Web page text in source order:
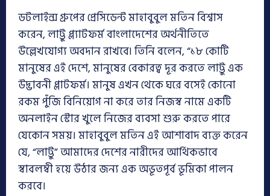
ডটলাইন্স গ্রুপের প্রেসিডেন্ট মাহাবুবুল মতিন বিশ্বাস
করেন, লাট্টু প্ল্যাটফর্ম বাংলাদেশের অর্থনীতিতে
উল্লেখযোগ্য অবদান রাখবে৷ তিনি বলেন, “১৮ কোটি
মানুষের এই দেশে, মানুষের বেকারত্ব দূর করতে লাট্টু এক
উদ্ভাবনী প্লাটফর্ম। মানুষ এখন থেকে ঘরে বসেই কোনো
রকম পুঁজি বিনিয়োগ না করে তার নিজস্ব নামে একটি
অনলাইন স্টোর খুলে নিজের ব্যবসা শুরু করতে পারে
যেকোন সময়। মাহাবুবুল মতিন এই আশাবাদ ব্যক্ত করেন
যে, “লাট্টু” আমাদের দেশের নারীদের আর্থিকভাবে
স্বাবলম্বী হয়ে উঠার জন্য এক অভূতপূর্ব ভূমিকা পালন
করবে।